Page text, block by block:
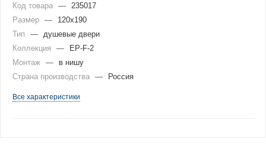
Код товара —
235017
Размер —
120x190
Тип
—
душевые двери
Коллекция
—
EP-F-2
Монтаж —
в нишу
Страна производства — Россия
Все характеристики